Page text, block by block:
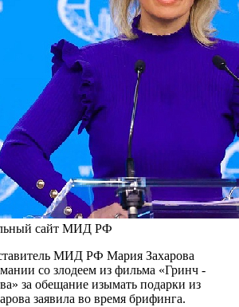
сайт МИД РФ
МИД РФ Мария Захарова
со злодеем из фильма «Гринч -
за обещание изымать подарки из
заявила во время брифинга.